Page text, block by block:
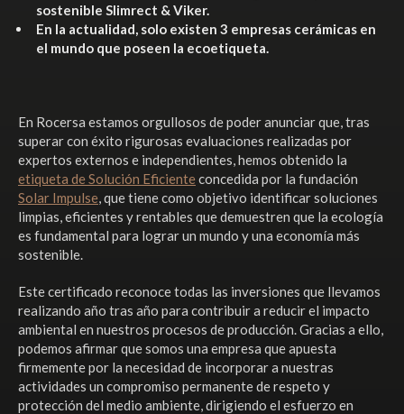
sostenible Slimrect & Viker.
En la actualidad, solo existen 3 empresas cerámicas en
el mundo que poseen la ecoetiqueta.
En Rocersa estamos orgullosos de poder anunciar que, tras
superar con éxito rigurosas evaluaciones realizadas por
expertos externos e independientes, hemos obtenido la
etiqueta de Solución Eficienteconcedida por la fundación
Solar Impulse , que tiene como objetivo identificar soluciones
limpias, eficientes y rentables que demuestren que la ecología
es fundamental para lograr un mundo y una economía más
sostenible.
Este certificado reconoce todas las inversiones que llevamos
realizando año tras año para contribuir a reducir el impacto
ambiental en nuestros procesos de producción. Gracias a ello,
podemos afirmar que somos una empresa que apuesta
firmemente por la necesidad de incorporar a nuestras
actividades un compromiso permanente de respeto y
protección del medio ambiente, dirigiendo el esfuerzo en